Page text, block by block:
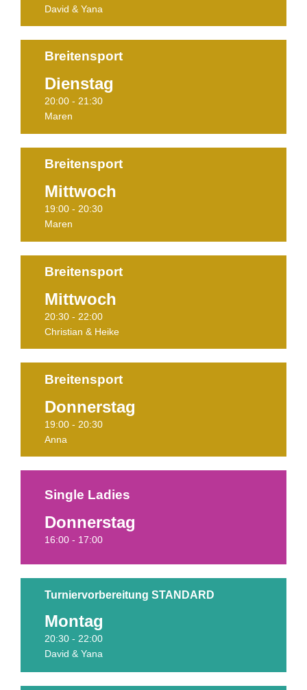
David & Yana
Breitensport
Dienstag
20:00 - 21:30
Maren
Breitensport
Mittwoch
19:00 - 20:30
Maren
Breitensport
Mittwoch
20:30 - 22:00
Christian & Heike
Breitensport
Donnerstag
19:00 - 20:30
Anna
Single Ladies
Donnerstag
16:00 - 17:00
Turniervorbereitung STANDARD
Montag
20:30 - 22:00
David & Yana